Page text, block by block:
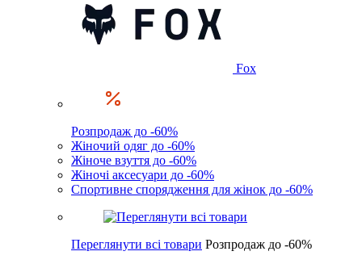
Fox
Розпродаж до -60%
Жіночий одяг до -60%
Жіноче взуття до -60%
Жіночі аксесуари до -60%
Спортивне спорядження для жінок до -60%
Переглянути всі товари Розпродаж до -60%